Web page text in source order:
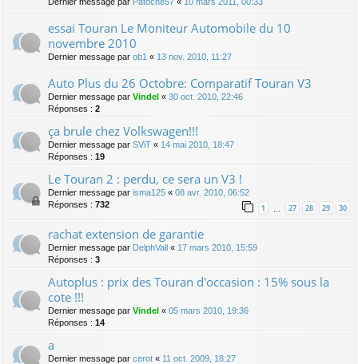
essai Touran Le Moniteur Automobile du 10
novembre 2010
Dernier message par ob1 « 13 nov. 2010, 11:27
Auto Plus du 26 Octobre: Comparatif Touran V3
Dernier message par Vindel « 30 oct. 2010, 22:46
Réponses : 2
ça brule chez Volkswagen!!!
Dernier message par SViT « 14 mai 2010, 18:47
Réponses : 19
Le Touran 2 : perdu, ce sera un V3 !
Dernier message par isma125 « 08 avr. 2010, 06:52
Réponses : 732 1 27 28 29 30
rachat extension de garantie
Dernier message par DelphVall « 17 mars 2010, 15:59
Réponses : 3
Autoplus : prix des Touran d'occasion : 15% sous la
cote !!!
Dernier message par Vindel « 05 mars 2010, 19:36
Réponses : 14
a
Dernier message par cerot « 11 oct. 2009, 18:27